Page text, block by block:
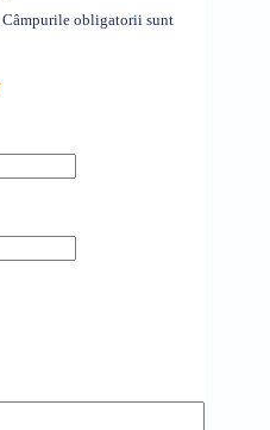
Câmpurile obligatorii sunt